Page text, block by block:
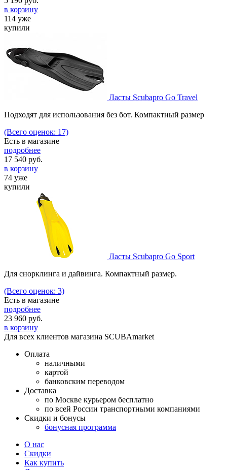
в корзину
114 уже
купили
Ласты Scubapro Go Travel
Подходят для использования без бот. Компактный размер
(Всего оценок: 17)
Есть в магазине
подробнее
17 540 руб.
в корзину
74 уже
купили
Ласты Scubapro Go Sport
Для снорклинга и дайвинга. Компактный размер.
(Всего оценок: 3)
Есть в магазине
подробнее
23 960 руб.
в корзину
Для всех клиентов магазина SCUBAmarket
Оплата
наличными
картой
банковским переводом
Доставка
по Москве курьером бесплатно
по всей России транспортными компаниями
Скидки и бонусы
бонусная программа
О нас
Скидки
Как купить